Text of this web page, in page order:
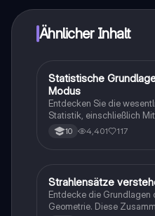
Ähnlicher Inhalt
Mathe
Statistische
Modus
Entdecken Sie die
Statistik, einschließlich
Modus. Diese
Erklärungen, Beispiele
10 4,401 117
Mathe
Strahlensätze
Entdecke die Grundlagen
Geometrie. Diese